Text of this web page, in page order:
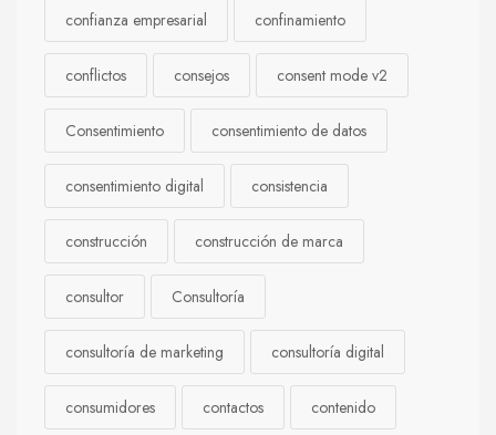
confianza empresarial confinamiento
conflictos consejos consent mode v2
Consentimiento consentimiento de datos
consentimiento digital consistencia
construcción construcción de marca
consultor Consultoría
consultoría de marketing consultoría digital
consumidores contactos contenido